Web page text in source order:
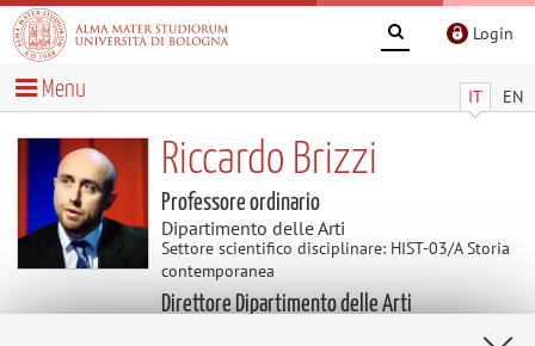
Login
IT EN
Menu
Riccardo Brizzi
Professore ordinario
Dipartimento delle Arti
Settore scientifico disciplinare: HIST-03/A Storia
contemporanea
Direttore Dipartimento delle Arti